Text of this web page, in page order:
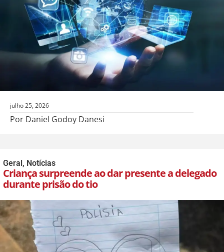
julho 25, 2026
Por Daniel Godoy Danesi
Geral, Notícias
Criança surpreende ao dar presente a delegado
durante prisão do tio